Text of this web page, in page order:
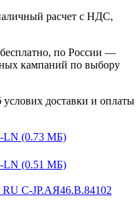
расчет с НДС,
по России —
кампаний по выбору
доставки и оплаты
LN (0.73 МБ)
LN (0.51 МБ)
C-JP.АЯ46.B.84102